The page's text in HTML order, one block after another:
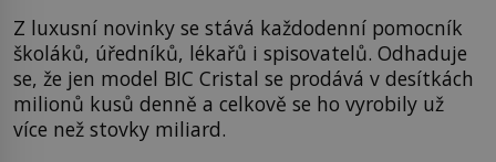
Z luxusní novinky se stává každodenní pomocník
školáků, úředníků, lékařů i spisovatelů. Odhaduje
se, že jen model BIC Cristal se prodává v desítkách
milionů kusů denně a celkově se ho vyrobily už
více než stovky miliard.